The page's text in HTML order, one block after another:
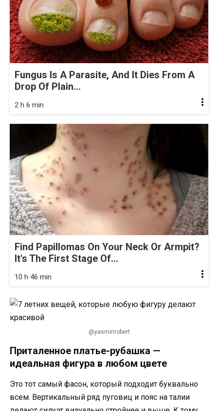
Fungus Is A Parasite, And It Dies From A
Drop Of Plain...
2 h 6 min
Find Papillomas On Your Neck Or Armpit?
It's The First Stage Of...
10 h 46 min
@yasminrobert
Приталенное платье-рубашка —
идеальная фигура в любом цвете
Это тот самый фасон, который подходит буквально
всем. Вертикальный ряд пуговиц и пояс на талии